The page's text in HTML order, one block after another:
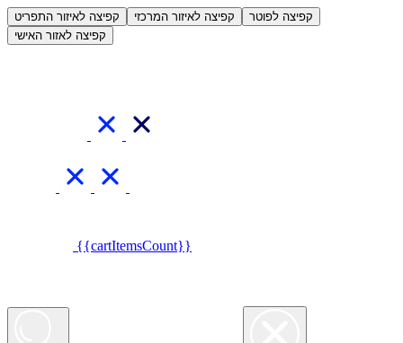
קפיצה לאיזור התפריט קפיצה לאיזור המרכזי
קפיצה לפוטר
קפיצה לאזור האישי
{{cartItemsCount}}